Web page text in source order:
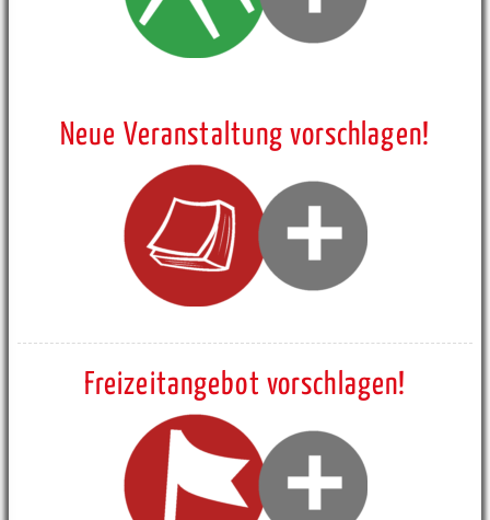
Neue Veranstaltung vorschlagen!
Freizeitangebot vorschlagen!